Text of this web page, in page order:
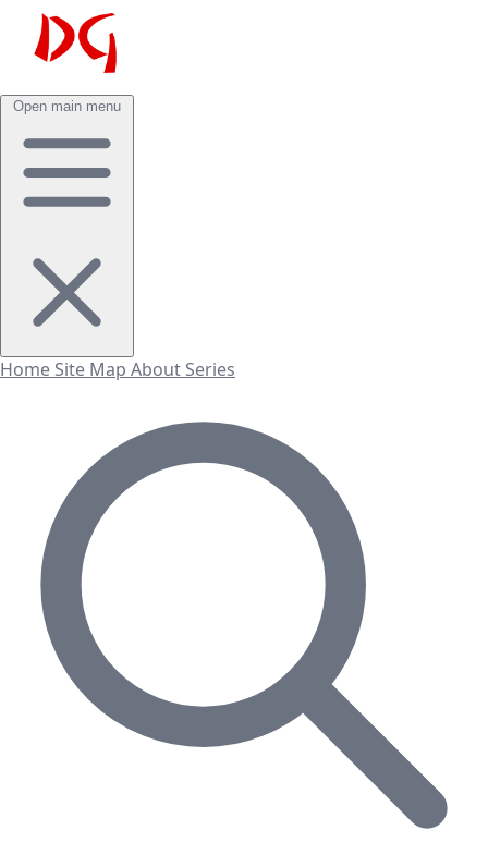
Open main menu
Home Site Map About Series